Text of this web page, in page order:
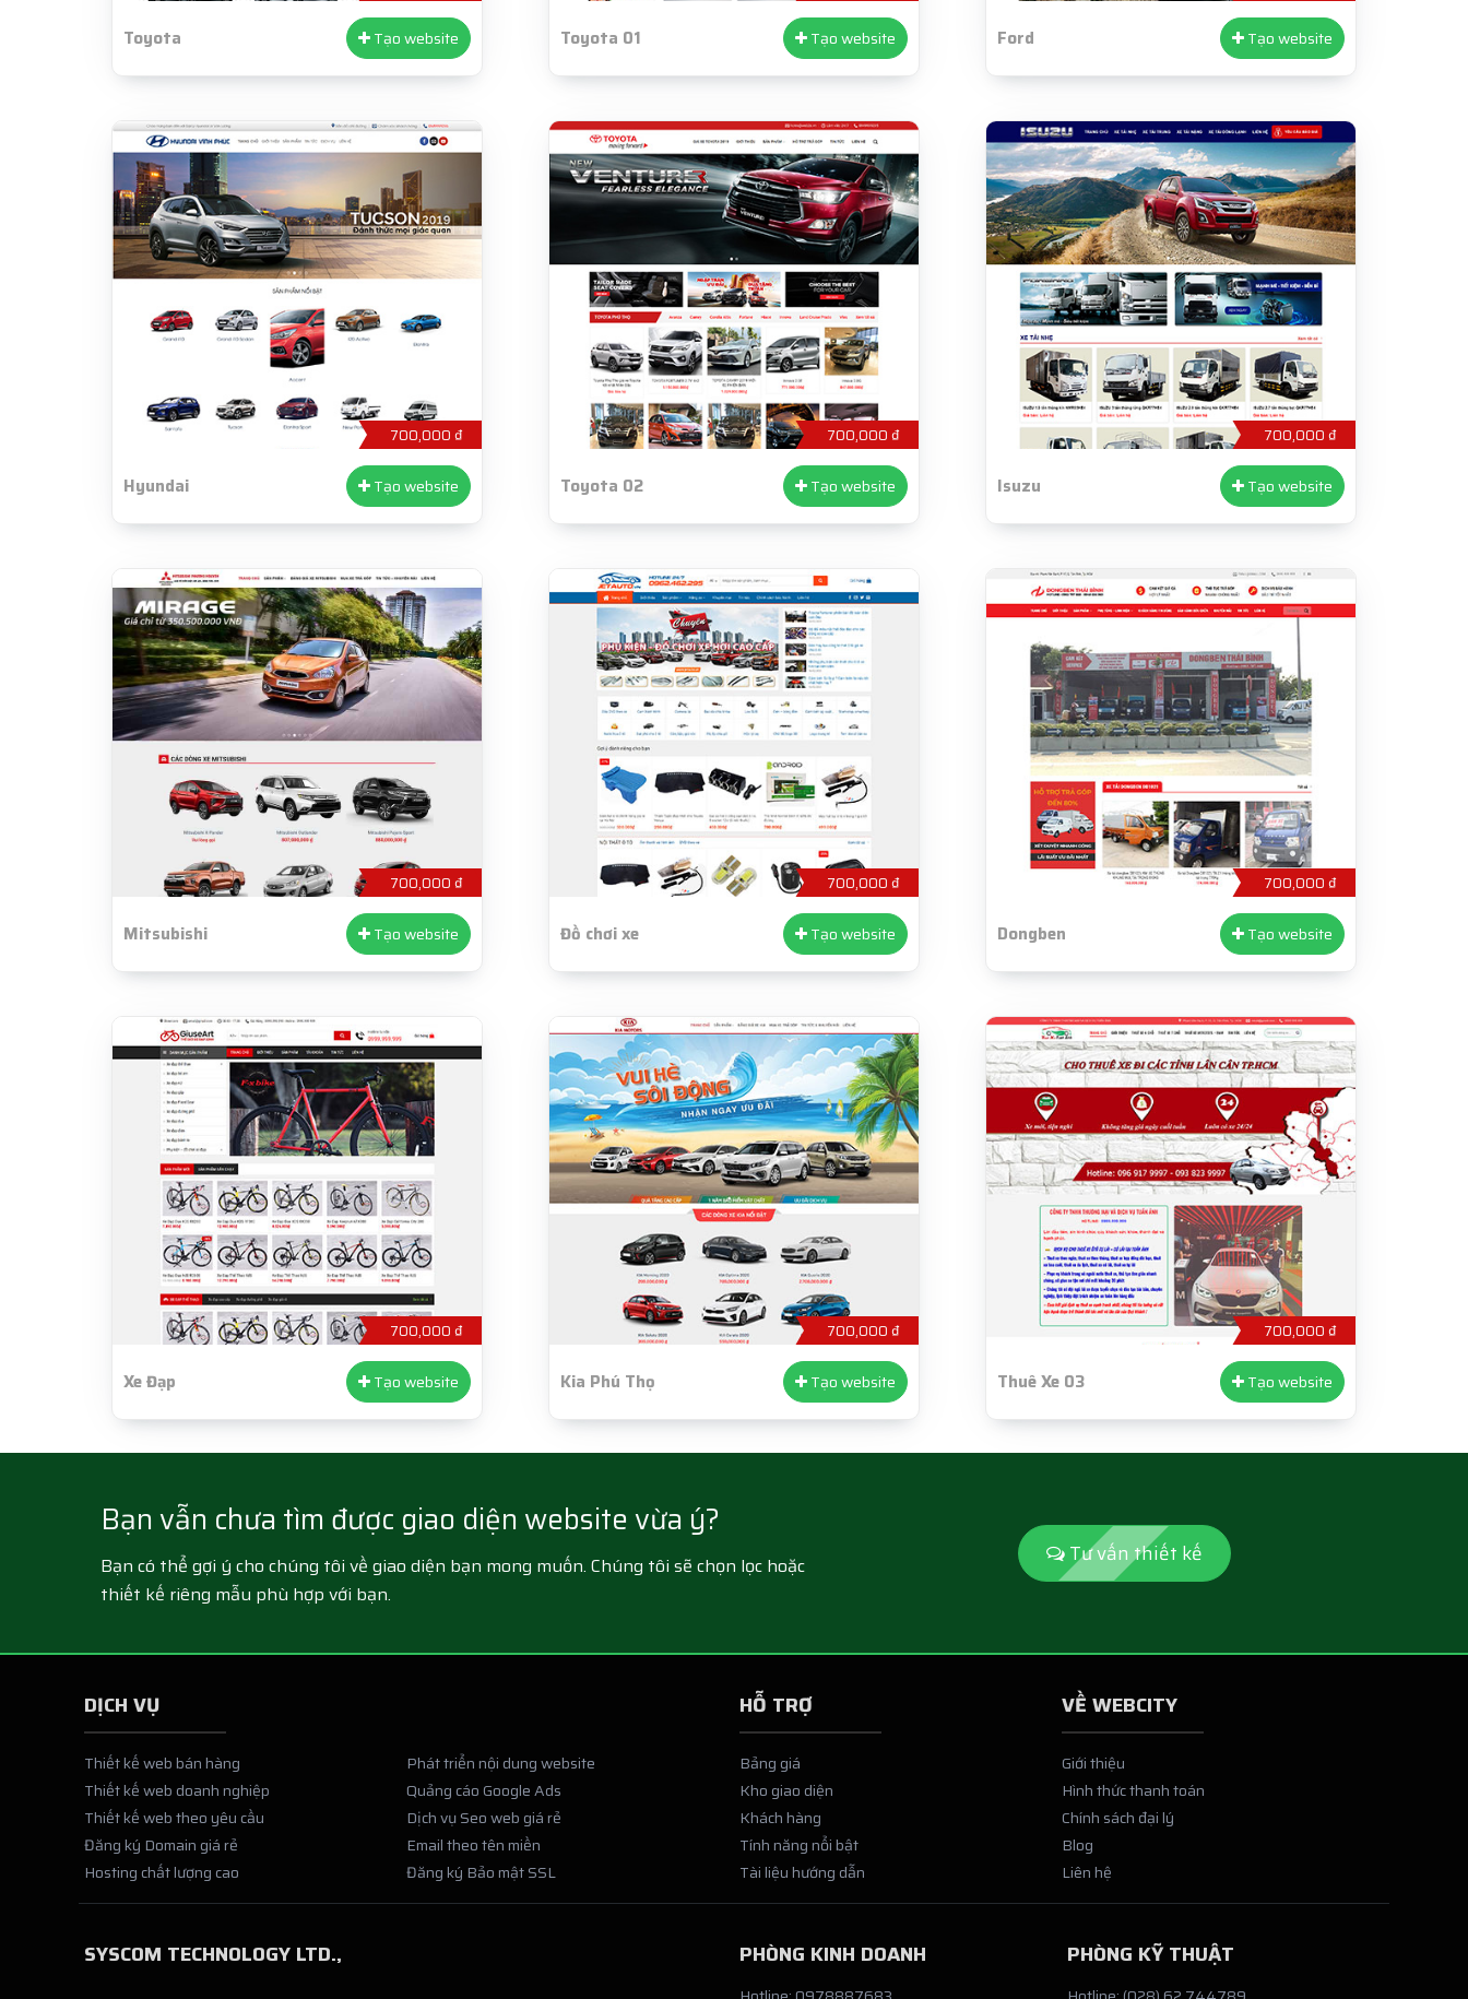
Toyota Tạo website Toyota 01 Tạo website Ford Tạo website
700,000 ₫
Hyundai Tạo website
700,000 ₫
Toyota 02 Tạo website
700,000 ₫
Isuzu Tạo website
700,000 ₫
Mitsubishi Tạo website
700,000 ₫
Đồ chơi xe Tạo website
700,000 ₫
Dongben Tạo website
700,000 ₫
Xe Đạp Tạo website
700,000 ₫
Kia Phú Thọ Tạo website
700,000 ₫
Thuê Xe 03 Tạo website
Bạn vẫn chưa tìm được giao diện website vừa ý?
Bạn có thể gợi ý cho chúng tôi về giao diện bạn mong muốn. Chúng tôi sẽ chọn lọc hoặc
thiết kế riêng mẫu phù hợp với bạn.
Tư vấn thiết kế
DỊCH VỤ
Thiết kế web bán hàng
Thiết kế web doanh nghiệp
Thiết kế web theo yêu cầu
Đăng ký Domain giá rẻ
Hosting chất lượng cao
Phát triển nội dung website
Quảng cáo Google Ads
Dịch vụ Seo web giá rẻ
Email theo tên miền
Đăng ký Bảo mật SSL
HỖ TRỢ
Bảng giá
Kho giao diện
Khách hàng
Tính năng nổi bật
Tài liệu hướng dẫn
VỀ WEBCITY
Giới thiệu
Hình thức thanh toán
Chính sách đại lý
Blog
Liên hệ
SYSCOM TECHNOLOGY LTD., PHÒNG KINH DOANH PHÒNG KỸ THUẬT